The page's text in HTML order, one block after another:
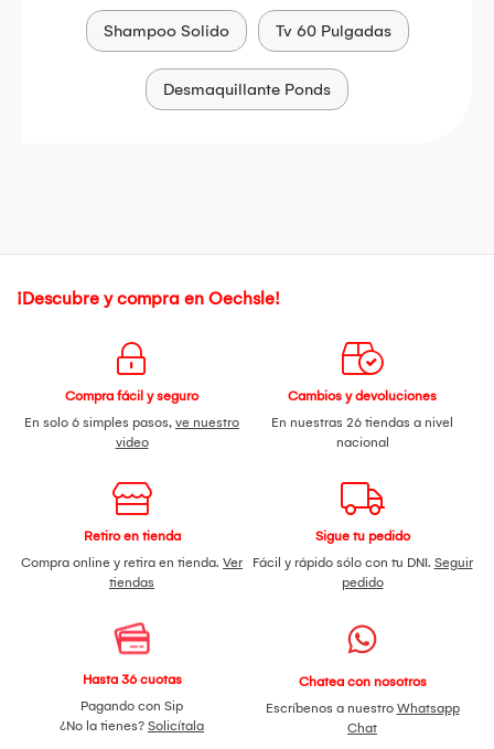
Shampoo Solido Tv 60 Pulgadas
Desmaquillante Ponds
¡Descubre y compra en Oechsle!
Compra fácil y seguro
En solo 6 simples pasos, ve nuestro
video
Cambios y devoluciones
En nuestras 26 tiendas a nivel
nacional
Retiro en tienda
Compra online y retira en tienda. Ver
tiendas
Sigue tu pedido
Fácil y rápido sólo con tu DNI. Seguir
pedido
Hasta 36 cuotas
Pagando con Sip
¿No la tienes? Solicítala
Chatea con nosotros
Escríbenos a nuestro Whatsapp
Chat